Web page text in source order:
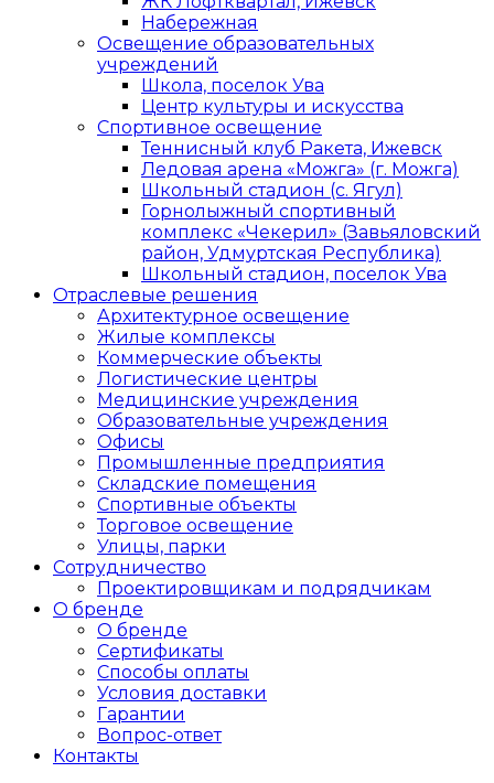
Набережная
Освещение образовательных
учреждений
Школа, поселок Ува
Центр культуры и искусства
Спортивное освещение
Теннисный клуб Ракета, Ижевск
Ледовая арена «Можга» (г. Можга)
Школьный стадион (с. Ягул)
Горнолыжный спортивный
комплекс «Чекерил» (Завьяловский
район, Удмуртская Республика)
Школьный стадион, поселок Ува
Отраслевые решения
Архитектурное освещение
Жилые комплексы
Коммерческие объекты
Логистические центры
Медицинские учреждения
Образовательные учреждения
Офисы
Промышленные предприятия
Складские помещения
Спортивные объекты
Торговое освещение
Улицы, парки
Сотрудничество
Проектировщикам и подрядчикам
О бренде
О бренде
Сертификаты
Способы оплаты
Условия доставки
Гарантии
Вопрос-ответ
Контакты